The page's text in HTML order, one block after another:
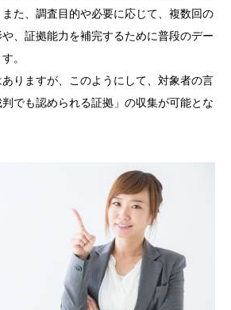
た、調査目的や必要に応じて、複数回の
、証拠能力を補完するために普段のデー
。
りますが、このようにして、対象者の言
でも認められる証拠」の収集が可能とな